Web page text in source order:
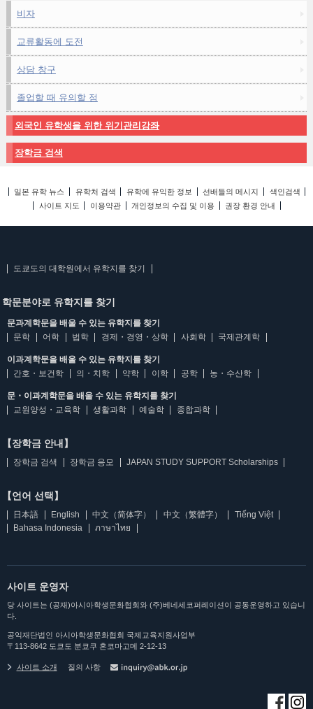
비자
교류활동에 도전
상담 창구
졸업할 때 유의할 점
외국인 유학생을 위한 위기관리강좌
장학금 검색
일본 유학 뉴스 유학처 검색 유학에 유익한 정보 선배들의 메시지
색인검색
사이트 지도
이용약관 개인정보의 수집 및 이용 권장 환경 안내
도쿄도의 대학원에서 유학지를 찾기
학문분야로 유학지를 찾기
문과계학문을 배울 수 있는 유학지를 찾기
문학
어학 법학 경제・경영・상학 사회학 국제관계학
이과계학문을 배울 수 있는 유학지를 찾기
간호・보건학
의・치학 약학 이학 공학 농・수산학
문・이과계학문을 배울 수 있는 유학지를 찾기
교원양성・교육학
생활과학 예술학 종합과학
【장학금 안내】
장학금 검색 장학금 응모 JAPAN STUDY SUPPORT Scholarships
【언어 선택】
日本語 English 中文（简体字） 中文（繁體字）
Tiếng Việt
Bahasa Indonesia
ภาษาไทย
사이트 운영자
당 사이트는 (공재)아시아학생문화협회와 (주)베네세코퍼레이션이 공동운영하고 있습니
다.
공익재단법인 아시아학생문화협회 국제교육지원사업부
〒113-8642 도쿄도 분쿄쿠 혼코마고메 2-12-13
사이트 소개 질의 사항